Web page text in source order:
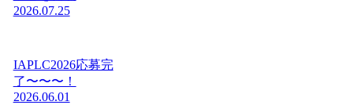
2026.07.25
IAPLC2026応募完
了〜〜〜！
2026.06.01